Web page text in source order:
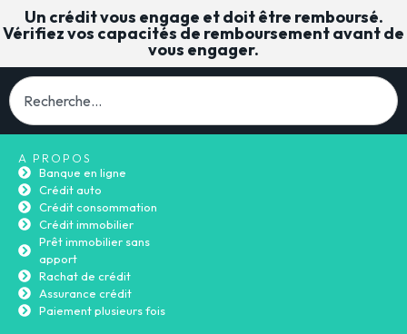
Un crédit vous engage et doit être remboursé.
Vérifiez vos capacités de remboursement avant de
vous engager.
A PROPOS
Banque en ligne
Crédit auto
Crédit consommation
Crédit immobilier
Prêt immobilier sans
apport
Rachat de crédit
Assurance crédit
Paiement plusieurs fois